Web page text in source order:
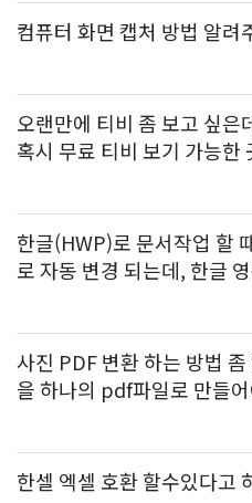
컴퓨터 화면 캡처 방법 알려
오랜만에 티비 좀 보고 싶은
혹시 무료 티비 보기 가능한
한글(HWP)로 문서작업 할
로 자동 변경 되는데, 한글
사진 PDF 변환 하는 방법
을 하나의 pdf파일로 만들
한셀 엑셀 호환 할수있다고